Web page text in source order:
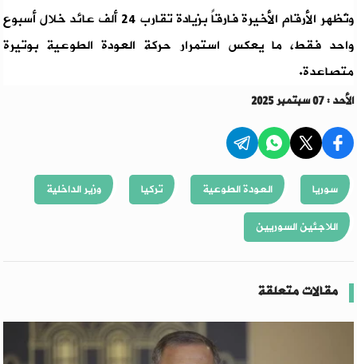
وتُظهر الأرقام الأخيرة فارقاً بزيادة تقارب 24 ألف عائد خلال أسبوع
واحد فقط، ما يعكس استمرار حركة العودة الطوعية بوتيرة
متصاعدة.
الأحد : 07 سبتمبر 2025
سوريا العودة الطوعية تركيا
وزير الداخلية
اللاجئين السوريين
مقالات متعلقة